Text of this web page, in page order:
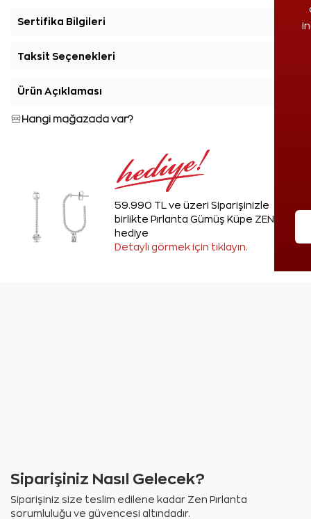
Sertifika Bilgileri
Taksit Seçenekleri
Ürün Açıklaması
Hangi mağazada var?
59.990 TL ve üzeri Siparişinizle
birlikte Pırlanta Gümüş Küpe ZEN'den
hediye
Detaylı görmek için tıklayın.
Siparişiniz Nasıl Gelecek?
Siparişiniz size teslim edilene kadar Zen Pırlanta
sorumluluğu ve güvencesi altındadır.